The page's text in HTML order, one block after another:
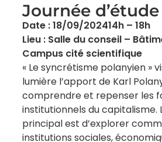
Journée
Date : 18/09/202414h – 18h
Lieu : Salle du conseil –
Campus cité scientifique
« Le syncrétisme polanyien »
lumière l’apport de Karl
comprendre et repenser les
institutionnels du capitalisme.
principal est d’explorer
institutions sociales,